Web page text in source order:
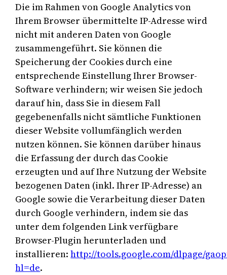
Die im Rahmen von Google Analytics von
Ihrem Browser übermittelte IP-Adresse wird
nicht mit anderen Daten von Google
zusammengeführt. Sie können die
Speicherung der Cookies durch eine
entsprechende Einstellung Ihrer Browser-
Software verhindern; wir weisen Sie jedoch
darauf hin, dass Sie in diesem Fall
gegebenenfalls nicht sämtliche Funktionen
dieser Website vollumfänglich werden
nutzen können. Sie können darüber hinaus
die Erfassung der durch das Cookie
erzeugten und auf Ihre Nutzung der Website
bezogenen Daten (inkl. Ihrer IP-Adresse) an
Google sowie die Verarbeitung dieser Daten
durch Google verhindern, indem sie das
unter dem folgenden Link verfügbare
Browser-Plugin herunterladen und
installieren:http://tools.google.com/dlpage/
hl=de.